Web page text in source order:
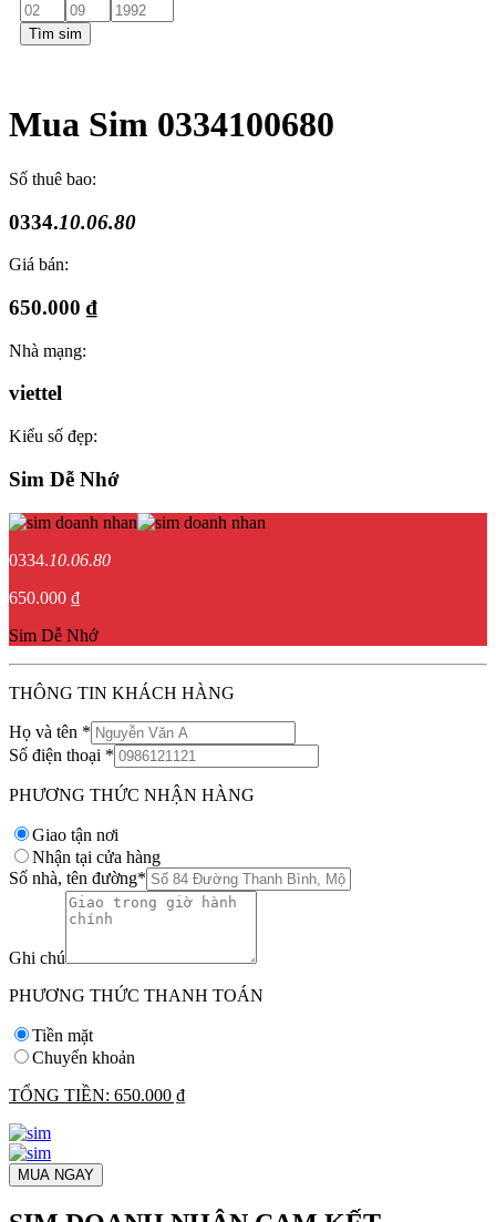
Tìm sim
Mua Sim 0334100680
Số thuê bao:
0334.10.06.80
Giá bán:
650.000 ₫
Nhà mạng:
viettel
Kiểu số đẹp:
Sim Dễ Nhớ
0334.10.06.80
650.000 ₫
Sim Dễ Nhớ
THÔNG TIN KHÁCH HÀNG
Họ và tên *
Số điện thoại *
PHƯƠNG THỨC NHẬN HÀNG
Giao tận nơi
Nhận tại cửa hàng
Số nhà, tên đường*
Ghi chú
PHƯƠNG THỨC THANH TOÁN
Tiền mặt
Chuyển khoản
TỔNG TIỀN: 650.000 ₫
MUA NGAY